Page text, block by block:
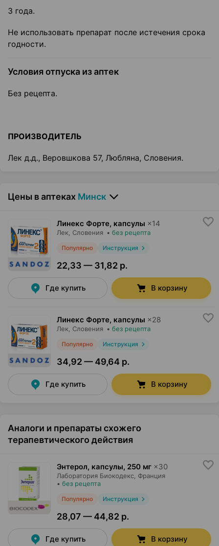
3 года.
Не использовать препарат после истечения срока
годности.
Условия отпуска из аптек
Без рецепта.
ПРОИЗВОДИТЕЛЬ
Лек д.д., Веровшкова 57, Любляна, Словения.
Цены в аптеках Минск
Линекс Форте, капсулы ×14
Лек, Словения • без рецепта
Популярно Инструкция
22,33 — 31,82 р.
Где купить В корзину
Линекс Форте, капсулы ×28
Лек, Словения • без рецепта
Популярно Инструкция
34,92 — 49,64 р.
Где купить В корзину
Аналоги и препараты схожего
терапевтического действия
Энтерол, капсулы, 250 мг ×30
Лаборатория Биокодекс, Франция
• без рецепта
Популярно Инструкция
28,07 — 44,82 р.
Где купить В корзину